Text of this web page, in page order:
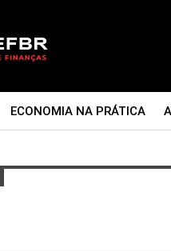
ECONOMIA NA PRÁTICA